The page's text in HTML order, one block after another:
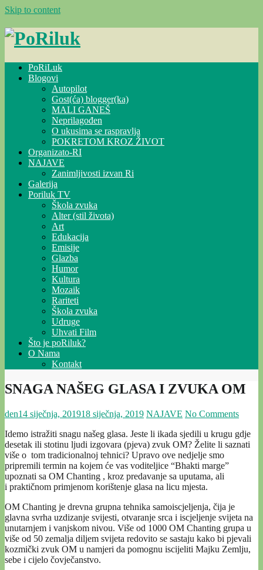
Skip to content
PoRiLuk
Blogovi
Autopilot
Gost(ća) blogger(ka)
MALI GANEŠ
Neprilagođen
O ukusima se raspravlja
POKRETOM KROZ ŽIVOT
Organizato-RI
NAJAVE
Zanimljivosti izvan Ri
Galerija
Poriluk TV
Škola zvuka
Alter (stil života)
Art
Edukacija
Emisije
Glazba
Humor
Kultura
Mozaik
Rariteti
Škola zvuka
Udruge
Uhvati Film
Što je poRiluk?
O Nama
Kontakt
SNAGA NAŠEG GLASA I ZVUKA OM
den14 siječnja, 201918 siječnja, 2019 NAJAVE No Comments
Idemo istražiti snagu našeg glasa. Jeste li ikada sjedili u krugu gdje
desetak ili stotinu ljudi izgovara (pjeva) zvuk OM? Želite li saznati
više o tom tradicionalnoj tehnici? Upravo ove nedjelje smo
pripremili termin na kojem će vas voditeljice “Bhakti marge”
upoznati sa OM Chanting , kroz predavanje sa uputama, ali
i praktičnom primjenom korištenje glasa na licu mjesta.
OM Chanting je drevna grupna tehnika samoiscjeljenja, čija je
glavna svrha uzdizanje svijesti, otvaranje srca i iscjeljenje svijeta na
unutarnjem i vanjskom nivou. Više od 1000 OM Chanting grupa u
više od 50 zemalja diljem svijeta redovito se sastaju kako bi pjevali
kozmički zvuk OM u namjeri da pomognu iscijeliti Majku Zemlju,
sebe i cijelo čovječanstvo.